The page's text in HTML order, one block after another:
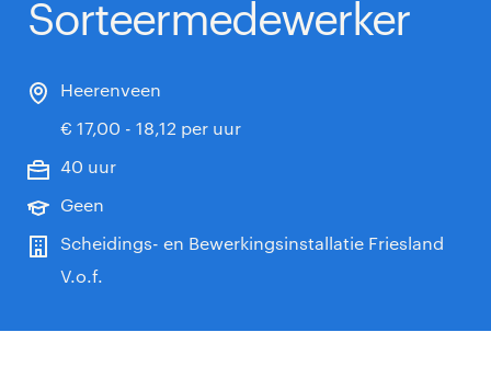
werkgevers
Sorteermedewerker
Heerenveen
€ 17,00 - 18,12 per uur
40 uur
Geen
Scheidings- en Bewerkingsinstallatie Friesland
V.o.f.